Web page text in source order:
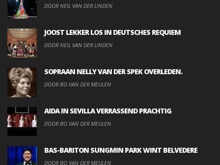
DOOR NEIL VAN DER LINDEN
JOOST LEKKER LOS IN DEUTSCHES REQUIEM
DOOR NEIL VAN DER LINDEN
SOPRAAN NELLY VAN DER SPEK OVERLEDEN.
DOOR BO VAN DER MEULEN
AIDA IN SEVILLA VERRASSEND PRACHTIG
DOOR BO VAN DER MEULEN
BAS-BARITON SUNGMIN PARK WINT BELVEDERE
DOOR BO VAN DER MEULEN